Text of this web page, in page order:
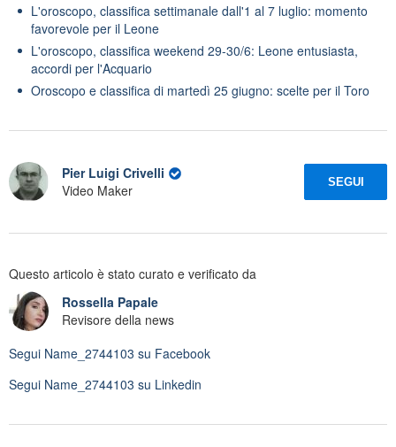
L'oroscopo, classifica settimanale dall'1 al 7 luglio: momento
favorevole per il Leone
L'oroscopo, classifica weekend 29-30/6: Leone entusiasta,
accordi per l'Acquario
Oroscopo e classifica di martedì 25 giugno: scelte per il Toro
Pier Luigi Crivelli
Video Maker
SEGUI
Questo articolo è stato curato e verificato da
Rossella Papale
Revisore della news
Segui Name_2744103 su Facebook
Segui Name_2744103 su Linkedin